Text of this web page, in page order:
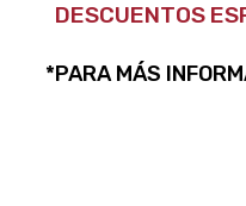
DESCUENTOS
*PARA MÁS